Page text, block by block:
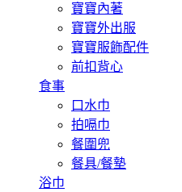
寶寶內著
寶寶外出服
寶寶服飾配件
前扣背心
食事
口水巾
拍嗝巾
餐圍兜
餐具/餐墊
浴巾